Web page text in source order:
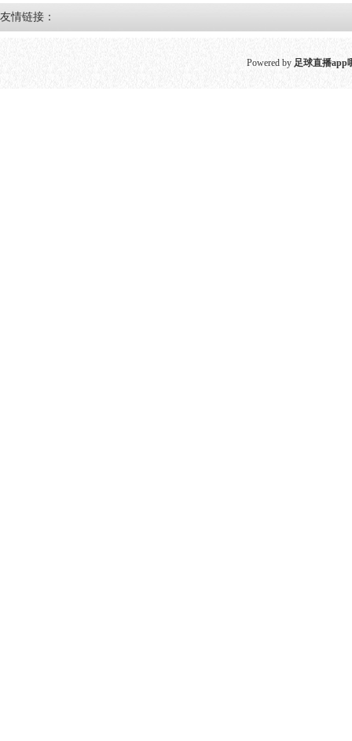
友情链接：
Powered by 足球直播app